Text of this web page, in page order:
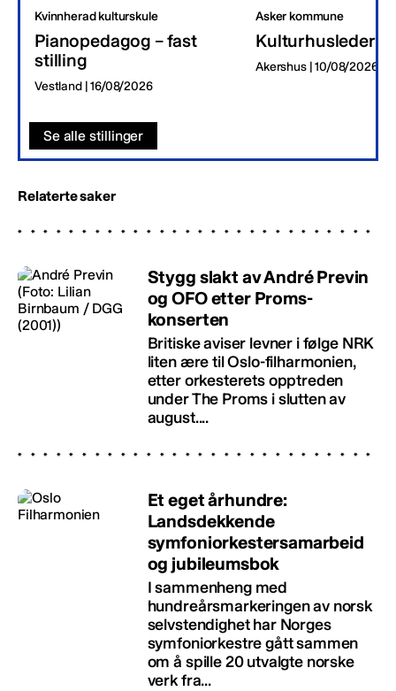
Kvinnherad kulturskule
Pianopedagog – fast
stilling
Vestland | 16/08/2026
Asker kommune
Kulturhusleder
Akershus | 10/08/2026
Se alle stillinger
Relaterte saker
Stygg slakt av André Previn
og OFO etter Proms-
konserten
Britiske aviser levner i følge NRK
liten ære til Oslo-filharmonien,
etter orkesterets opptreden
under The Proms i slutten av
august....
Et eget århundre:
Landsdekkende
symfoniorkestersamarbeid
og jubileumsbok
I sammenheng med
hundreårsmarkeringen av norsk
selvstendighet har Norges
symfoniorkestre gått sammen
om å spille 20 utvalgte norske
verk fra...